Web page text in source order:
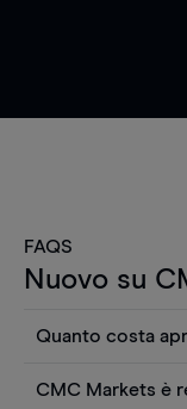
FAQS
Nuovo su
Quanto costa
Puoi anche
CMC Markets è